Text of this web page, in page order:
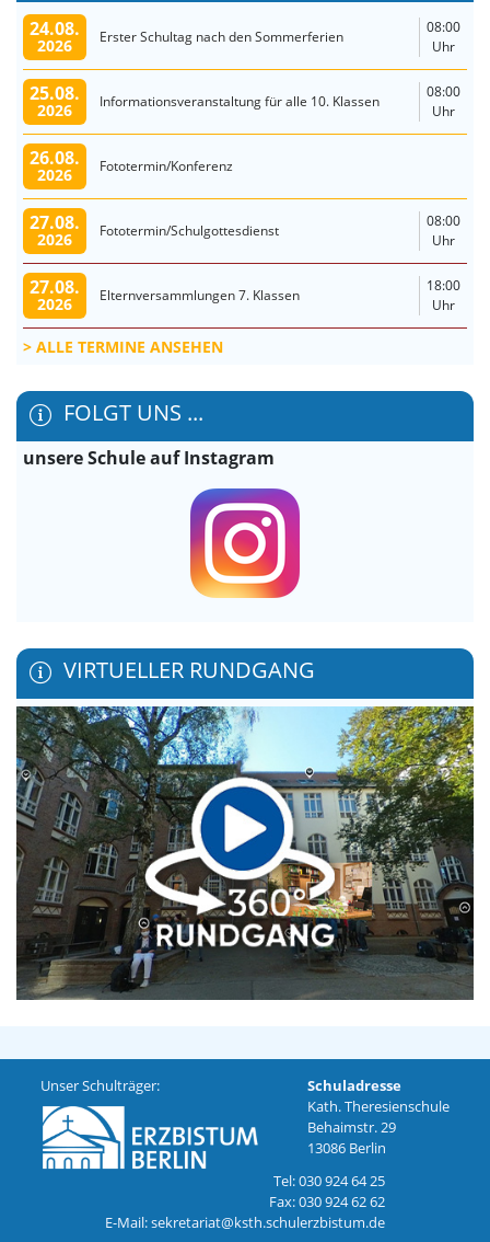
24.08.
2026 Erster Schultag nach den Sommerferien
08:00
Uhr
25.08.
2026 Informationsveranstaltung für alle 10. Klassen
08:00
Uhr
26.08.
2026 Fototermin/Konferenz
27.08.
2026 Fototermin/Schulgottesdienst
08:00
Uhr
27.08.
2026 Elternversammlungen 7. Klassen
18:00
Uhr
ALLE TERMINE ANSEHEN
FOLGT UNS ...
unsere Schule auf Instagram
VIRTUELLER RUNDGANG
Unser Schulträger:
Schuladresse
Kath. Theresienschule
Behaimstr. 29
13086 Berlin
Tel: 030 924 64 25
Fax: 030 924 62 62
E-Mail: sekretariat@ksth.schulerzbistum.de